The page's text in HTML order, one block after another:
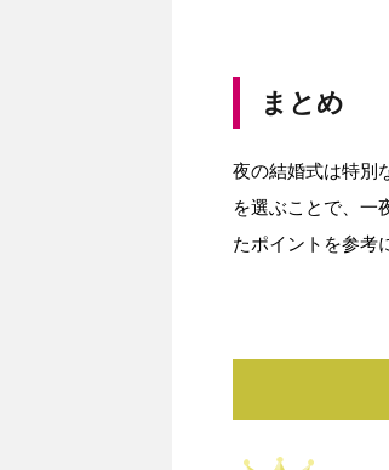
まとめ
夜の結婚式は特別
を選ぶことで、一
たポイントを参考